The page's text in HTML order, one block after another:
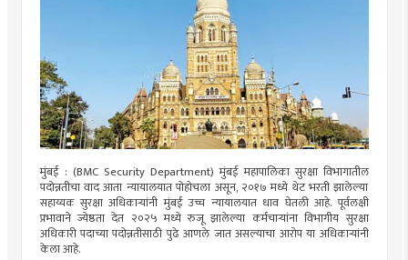
मुंबई : (BMC Security Department) मुंबई महापालिका सुरक्षा विभागातील
पदोन्नतीचा वाद आता न्यायालयात पोहोचला असून, २०१७ मध्ये थेट भरती झालेल्या
सहाय्यक सुरक्षा अधिकाऱ्यांनी मुंबई उच्च न्यायालयात धाव घेतली आहे. पूर्वलक्षी
प्रभावाने ज्येष्ठता देत २०२५ मध्ये रुजू झालेल्या कर्मचाऱ्यांना विभागीय सुरक्षा
अधिकारी पदाच्या पदोन्नतीसाठी पुढे आणले जात असल्याचा आरोप या अधिकाऱ्यांनी
केला आहे.